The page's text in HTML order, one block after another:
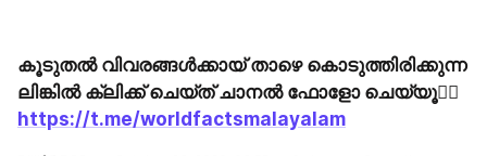
കൂടുതൽ വിവരങ്ങൾക്കായ് താഴെ കൊടുത്തിരിക്കുന്ന
ലിങ്കിൽ ക്ലിക്ക് ചെയ്ത് ചാനൽ ഫോളോ ചെയ്യൂ👇🏻
https://t.me/worldfactsmalayalam